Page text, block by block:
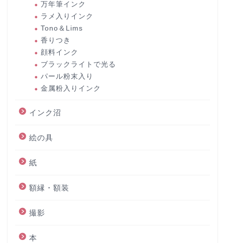
万年筆インク
ラメ入りインク
Tono＆Lims
香りつき
顔料インク
ブラックライトで光る
パール粉末入り
金属粉入りインク
インク沼
絵の具
紙
額縁・額装
撮影
本